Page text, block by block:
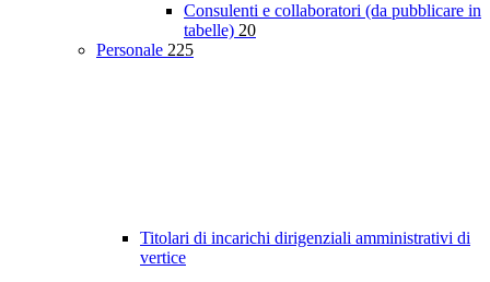
Consulenti e collaboratori (da pubblicare in
tabelle) 20
Personale 225
Titolari di incarichi dirigenziali amministrativi di
vertice